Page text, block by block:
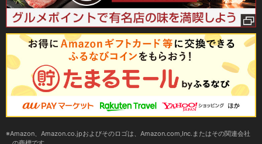
Amazon、Amazon.co.jpおよびそのロゴは、Amazon.com,Inc.またはその関連会社